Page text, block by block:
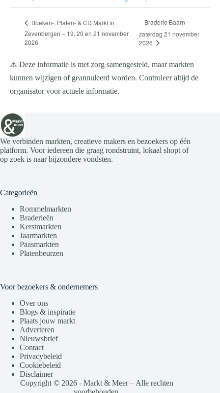
Boeken-, Platen- & CD Markt in
Zevenbergen – 19, 20 en 21 november
2026
Braderie Baarn –
zaterdag 21 november
2026
⚠️ Deze informatie is met zorg samengesteld, maar markten
kunnen wijzigen of geannuleerd worden. Controleer altijd de
organisator voor actuele informatie.
We verbinden markten, creatieve makers en bezoekers op één
platform. Voor iedereen die graag rondstruint, lokaal shopt of
op zoek is naar bijzondere vondsten.
Categorieën
Rommelmarkten
Braderieën
Kerstmarkten
Jaarmarkten
Paasmarkten
Platenbeurzen
Voor bezoekers & ondernemers
Over ons
Blogs & inspiratie
Plaats jouw markt
Adverteren
Nieuwsbrief
Contact
Privacybeleid
Cookiebeleid
Disclaimer
Copyright © 2026 - Markt & Meer – Alle rechten